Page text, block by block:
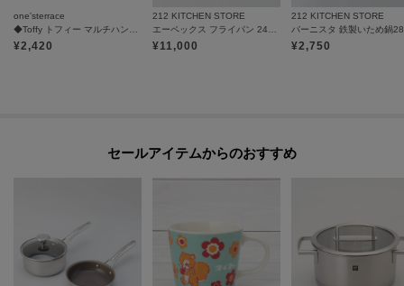
one'sterrace
¥2,420
212 KITCHEN STORE
¥11,000
212 KITCHEN STORE
¥2,750
セールアイテムからのおすすめ